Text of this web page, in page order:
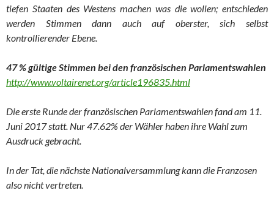
tiefen Staaten des Westens machen was die wollen; entschieden
werden Stimmen dann auch auf oberster, sich selbst
kontrollierender Ebene.
47 % gültige Stimmen bei den französischen Parlamentswahlen
http://www.voltairenet.org/article196835.html
Die erste Runde der französischen Parlamentswahlen fand am 11.
Juni 2017 statt. Nur 47.62% der Wähler haben ihre Wahl zum
Ausdruck gebracht.
In der Tat, die nächste Nationalversammlung kann die Franzosen
also nicht vertreten.